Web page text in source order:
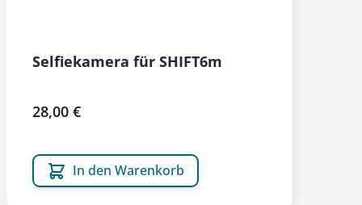
Selfiekamera für SHIFT6m
28,00 €
In den Warenkorb